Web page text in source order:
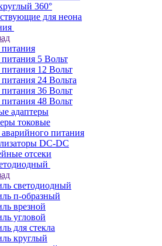
360°
для неона
5 Вольт
12 Вольт
24 Вольта
36 Вольт
48 Вольт
адаптеры
токовые
питания
DC-DC
отсеки
светодиодный
п-образный
врезной
угловой
для стекла
круглый